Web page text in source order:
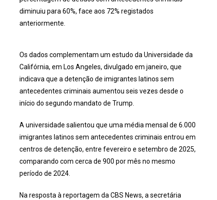
diminuiu para 60%, face aos 72% registados
anteriormente.
Os dados complementam um estudo da Universidade da
Califórnia, em Los Angeles, divulgado em janeiro, que
indicava que a detenção de imigrantes latinos sem
antecedentes criminais aumentou seis vezes desde o
início do segundo mandato de Trump.
A universidade salientou que uma média mensal de 6.000
imigrantes latinos sem antecedentes criminais entrou em
centros de detenção, entre fevereiro e setembro de 2025,
comparando com cerca de 900 por mês no mesmo
período de 2024.
Na resposta à reportagem da CBS News, a secretária